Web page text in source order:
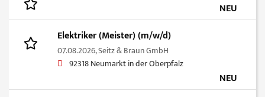
NEU
Elektriker (Meister) (m/w/d)
07.08.2026,Seitz & Braun GmbH
92318 Neumarkt in der Oberpfalz
NEU